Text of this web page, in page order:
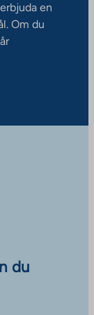
en
Om du
du